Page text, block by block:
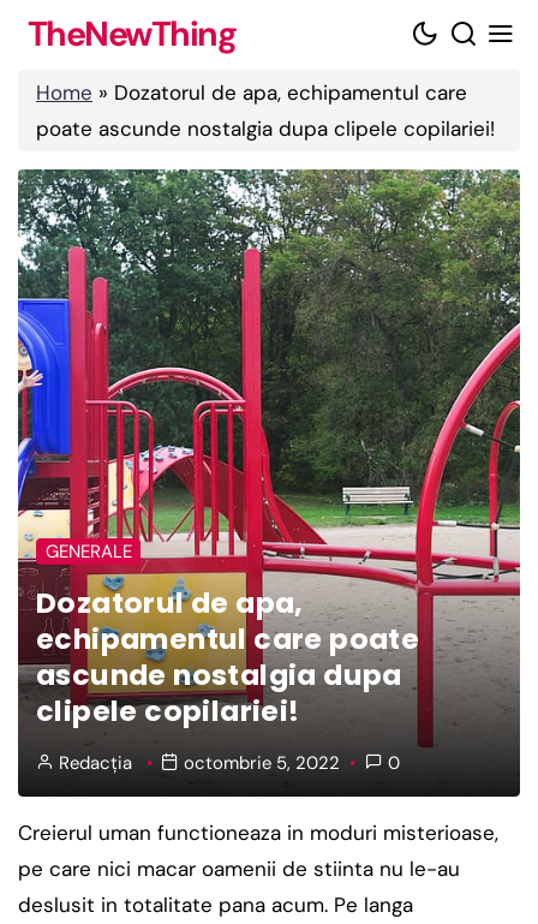
Skip
content
TheNewThing
Home » Dozatorul de apa, echipamentul care
poate ascunde nostalgia dupa clipele copilariei!
GENERALE
Dozatorul de apa,
echipamentul care poate
ascunde nostalgia dupa
clipele copilariei!
Redacția octombrie 5, 2022 0
Creierul uman functioneaza in moduri misterioase,
pe care nici macar oamenii de stiinta nu le-au
deslusit in totalitate pana acum. Pe langa